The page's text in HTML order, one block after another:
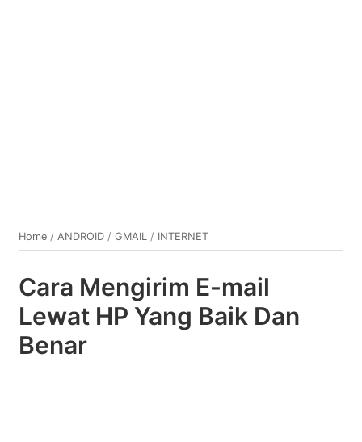
Home /ANDROID /GMAIL / INTERNET
Cara Mengirim E-mail
Lewat HP Yang Baik Dan
Benar